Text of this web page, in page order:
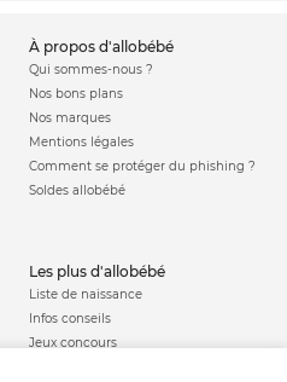
à propos d'allobébé
Qui sommes-nous ?
Nos bons plans
Nos marques
Mentions légales
Comment se protéger du phishing ?
Soldes allobébé
les plus d'allobébé
Liste de naissance
Infos conseils
Jeux concours